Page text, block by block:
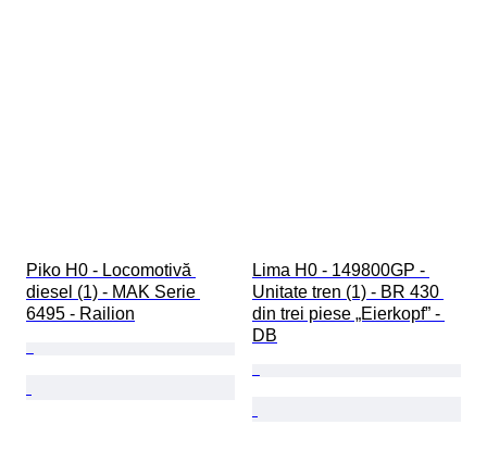
Piko H0 - Locomotivă
diesel (1) - MAK Serie
6495 - Railion
Lima H0 - 149800GP -
Unitate tren (1) - BR 430
din trei piese „Eierkopf” -
DB